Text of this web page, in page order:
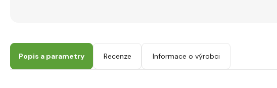
Popis a parametry Recenze Informace o výrobci